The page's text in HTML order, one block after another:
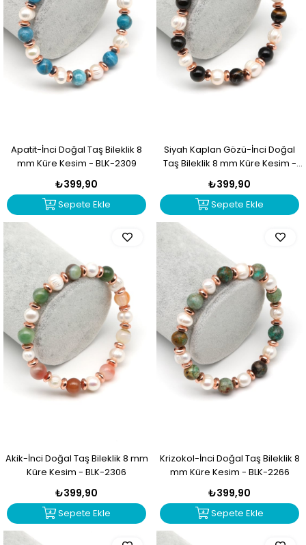
Apatit-İnci Doğal Taş Bileklik 8
mm Küre Kesim - BLK-2309
₺399,90
Sepete Ekle
Siyah Kaplan Gözü-İnci Doğal
Taş Bileklik 8 mm Küre Kesim -
BLK-2307
₺399,90
Sepete Ekle
Akik-İnci Doğal Taş Bileklik 8 mm
Küre Kesim - BLK-2306
₺399,90
Sepete Ekle
Krizokol-İnci Doğal Taş Bileklik 8
mm Küre Kesim - BLK-2266
₺399,90
Sepete Ekle